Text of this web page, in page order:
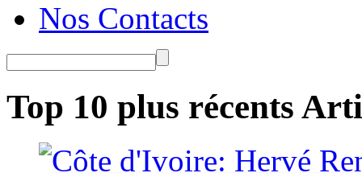
Nos Contacts
Top 10 plus récents